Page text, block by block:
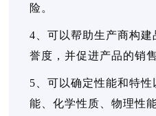
险。
4、可以帮助生产商构
誉度，并促进产品的销
5、可以确定性能和特
能、化学性质、物理性